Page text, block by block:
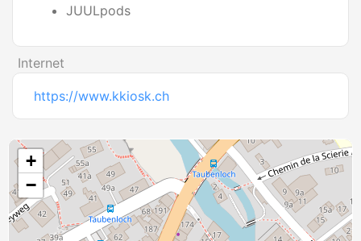
JUULpods
Internet
https://www.kkiosk.ch
+
−